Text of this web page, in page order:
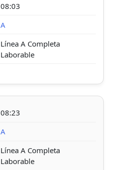
08:03
A
Línea A Completa
Laborable
08:23
A
Línea A Completa
Laborable